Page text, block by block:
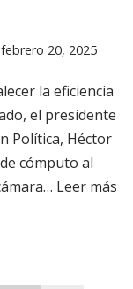
febrero 20, 2025
la eficiencia
el presidente
Política, Héctor
cómputo al
Leer más